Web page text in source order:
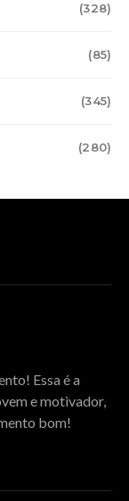
(328)
(85)
(345)
(280)
Essa é a
e motivador,
bom!